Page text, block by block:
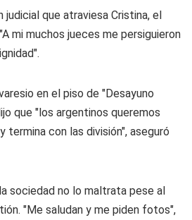
que atraviesa Cristina, el
mi muchos jueces me persiguieron
en el piso de "Desayuno
que "los argentinos queremos
termina con las división", aseguró
sociedad no lo maltrata pese al
"Me saludan y me piden fotos",